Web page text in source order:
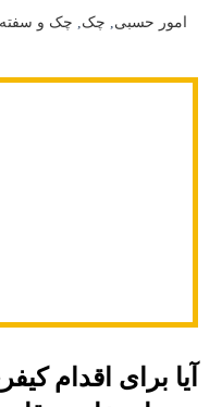
امور حسبی چک چک و سفته
آیا برای اقدام